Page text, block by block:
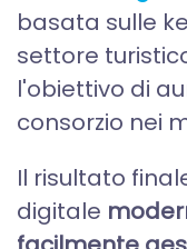
basata sulle
settore
l'obiettivo di
consorzio nei
Il risultato
digitale